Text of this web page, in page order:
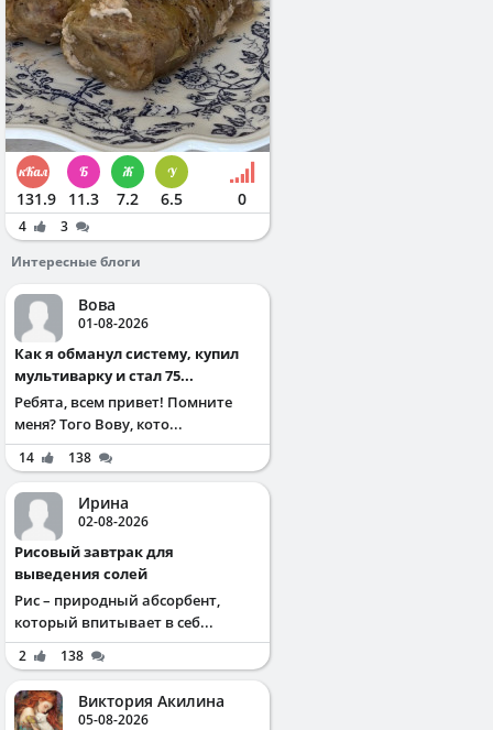
131.9 11.3 7.2 6.5 0
4
3
Интересные блоги
Вова
01-08-2026
Как я обманул систему, купил
мультиварку и стал 75...
Ребята, всем привет! Помните
меня? Того Вову, кото...
14 138
Ирина
02-08-2026
Рисовый завтрак для
выведения солей
Рис – природный абсорбент,
который впитывает в себ...
2 138
Виктория Акилина
05-08-2026